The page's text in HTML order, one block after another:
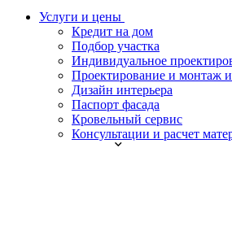
Услуги и цены
Кредит на дом
Подбор участка
Индивидуальное
Проектирование и монтаж
Дизайн интерьера
Паспорт фасада
Кровельный сервис
Консультации и расчет